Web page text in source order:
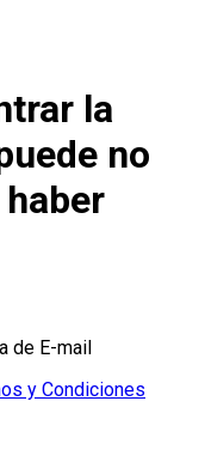
la
no
de E-mail
y Condiciones